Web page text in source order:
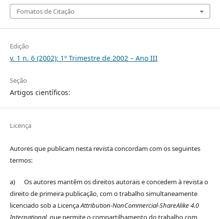
Fomatos de Citação
Edição
v. 1 n. 6 (2002): 1º Trimestre de 2002 – Ano III
Seção
Artigos científicos:
Licença
Autores que publicam nesta revista concordam com os seguintes
termos:
a) Os autores mantêm os direitos autorais e concedem à revista o
direito de primeira publicação, com o trabalho simultaneamente
licenciado sob a LicençaAttribution-NonCommercial-ShareAlike 4.0
International, que permite o compartilhamento do trabalho com